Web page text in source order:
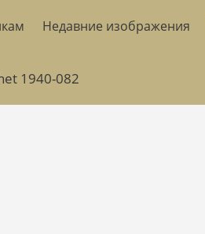
Недавние изображения
1940-082